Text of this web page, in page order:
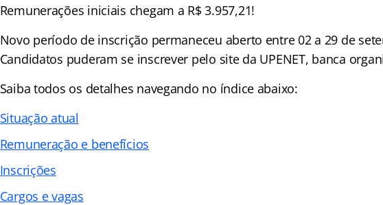
Remunerações iniciais chegam a R$ 3.957,21!
Novo período de inscrição permaneceu aberto entre 02 a 29 de
Candidatos puderam se inscrever pelo site da UPENET, banca
Saiba todos os detalhes navegando no índice abaixo:
Situação atual
Remuneração e benefícios
Inscrições
Cargos e vagas